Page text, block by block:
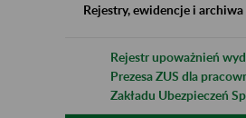
Rejestry, ewidencje i archiwa
Rejestr upoważnień
Prezesa ZUS dla
Zakładu Ubezpieczeń